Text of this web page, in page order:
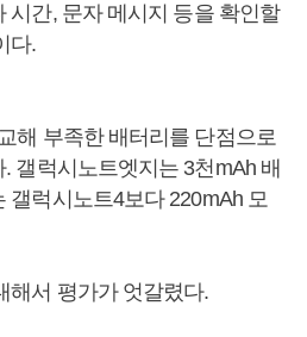
시간, 문자 메시지 등을 확인할
다.
해 부족한 배터리를 단점으로
갤럭시노트엣지는 3천mAh 배
갤럭시노트4보다 220mAh 모
해서 평가가 엇갈렸다.